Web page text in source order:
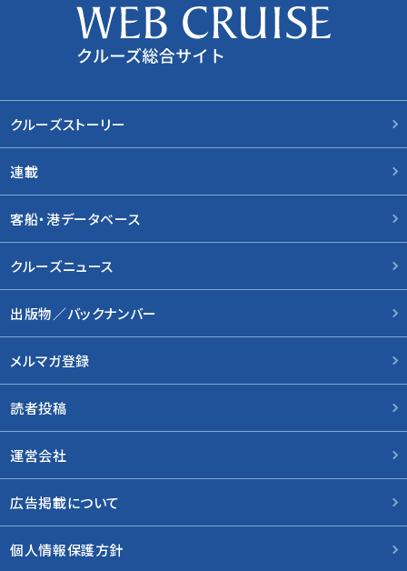
クルーズストーリー
連載
客船・港データベース
クルーズニュース
出版物／バックナンバー
メルマガ登録
読者投稿
運営会社
広告掲載について
個人情報保護方針